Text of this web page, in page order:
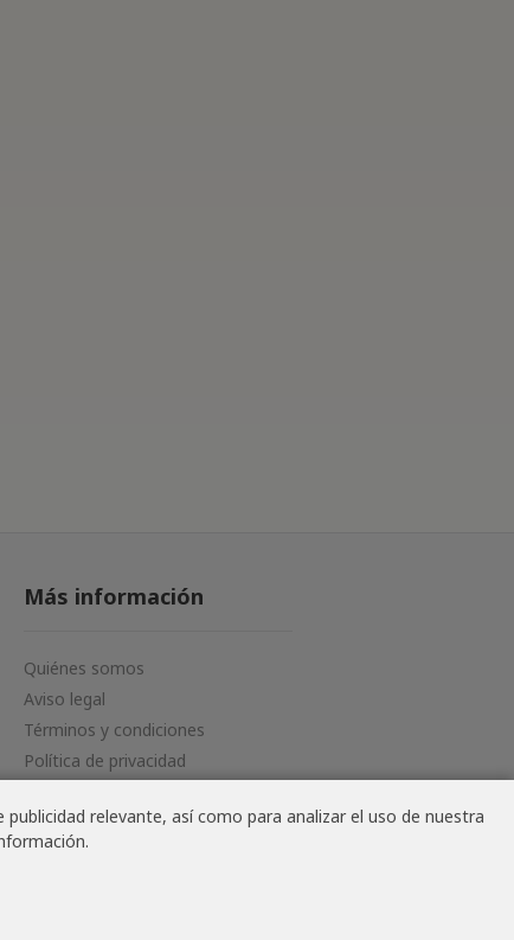
relevante, así como para analizar el uso de nuestra
Más información
Quiénes somos
Aviso legal
Términos y condiciones
Política de privacidad